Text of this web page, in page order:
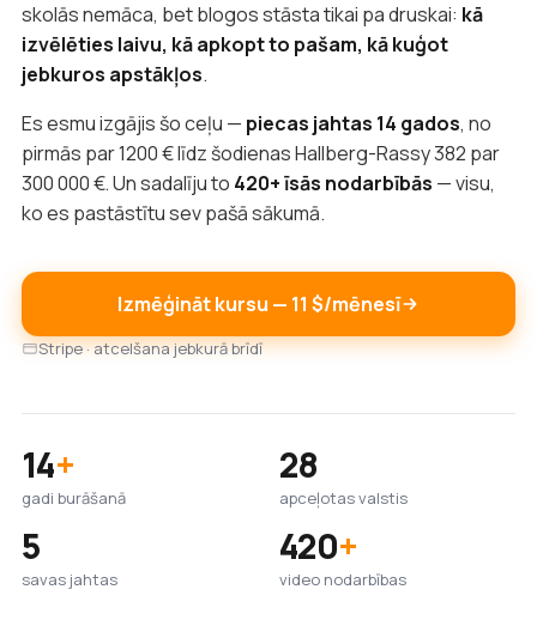
skolās nemāca, bet blogos stāsta tikai pa druskai: kā
izvēlēties laivu, kā apkopt to pašam, kā kuģot
jebkuros apstākļos.
Es esmu izgājis šo ceļu — piecas jahtas 14 gados, no
pirmās par 1200 € līdz šodienas Hallberg-Rassy 382 par
300 000 €. Un sadalīju to 420+ īsās nodarbībās — visu,
ko es pastāstītu sev pašā sākumā.
Izmēģināt kursu — 11 $/mēnesī
Stripe · atcelšana jebkurā brīdī
14+
gadi burāšanā
28
apceļotas valstis
5
savas jahtas
420+
video nodarbības